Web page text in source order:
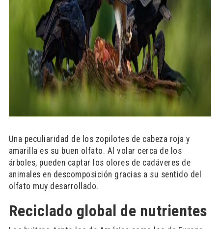
Una peculiaridad de los zopilotes de cabeza roja y
amarilla es su buen olfato. Al volar cerca de los
árboles, pueden captar los olores de cadáveres de
animales en descomposición gracias a su sentido del
olfato muy desarrollado.
Reciclado global de nutrientes